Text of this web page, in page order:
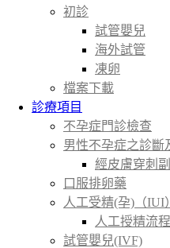
初診
試管嬰兒
海外試管
凍卵
檔案下載
診療項目
不孕症門診檢查
男性不孕症之診斷
經皮膚穿刺
口服排卵藥
人工受精(孕)（IUI）
人工授精流程
試管嬰兒(IVF)